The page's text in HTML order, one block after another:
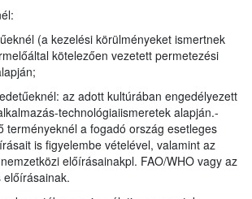
(a kezelési körülményeket ismertnek
kötelezően vezetett permetezési
az adott kultúrában engedélyezett
technológiaiismeretek alapján.-
terményeknél a fogadó ország esetleges
is figyelembe vételével, valamint az
előírásainakpl. FAO/WHO vagy az
előírásainak.